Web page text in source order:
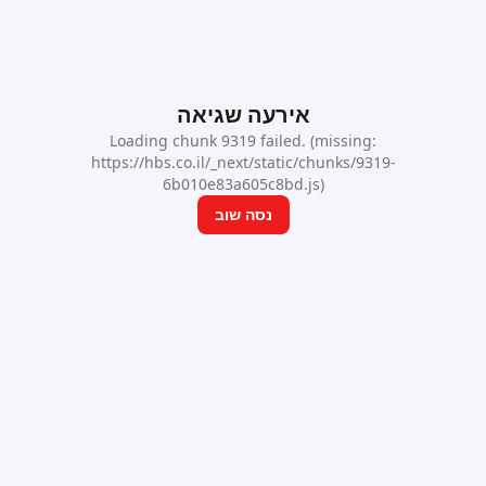
אירעה שגיאה
Loading chunk 9319 failed. (missing:
https://hbs.co.il/_next/static/chunks/9319-
6b010e83a605c8bd.js)